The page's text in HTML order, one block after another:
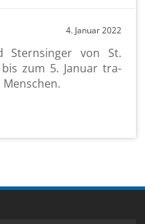
4. Ja­nu­ar 2022
Stern­sin­ger von St.
bis zum 5. Ja­nu­ar tra­
Men­schen.